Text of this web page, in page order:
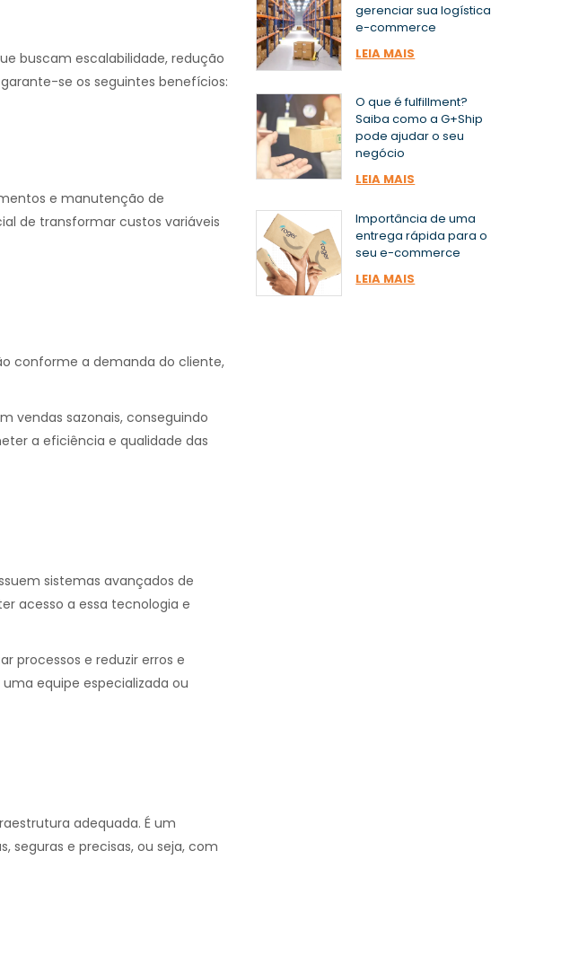
buscam escalabilidade, redução
se os seguintes benefícios:
e manutenção de
de transformar custos variáveis
conforme a demanda do cliente,
vendas sazonais, conseguindo
a eficiência e qualidade das
sistemas avançados de
acesso a essa tecnologia e
processos e reduzir erros e
equipe especializada ou
adequada. É um
seguras e precisas, ou seja, com
gerenciar sua logística
e-commerce
LEIA MAIS
O que é fulfillment?
Saiba como a G+Ship
pode ajudar o seu
negócio
LEIA MAIS
Importância de uma
entrega rápida para o
seu e-commerce
LEIA MAIS